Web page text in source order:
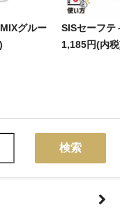
グルー
SISセーフテ
1,185円(内
検索